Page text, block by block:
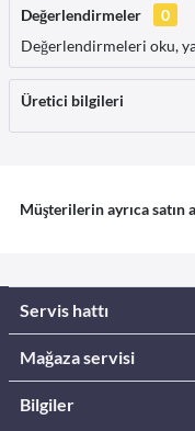
Değerlendirmeler
0
Değerlendirmeleri oku,
Üretici bilgileri
Müşterilerin ayrıca satın
Servis hattı
Mağaza servisi
Bilgiler